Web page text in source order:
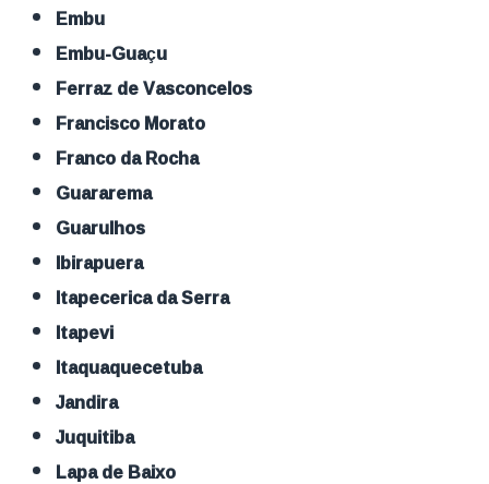
Embu
Embu-Guaçu
Ferraz de Vasconcelos
Francisco Morato
Franco da Rocha
Guararema
Guarulhos
Ibirapuera
Itapecerica da Serra
Itapevi
Itaquaquecetuba
Jandira
Juquitiba
Lapa de Baixo